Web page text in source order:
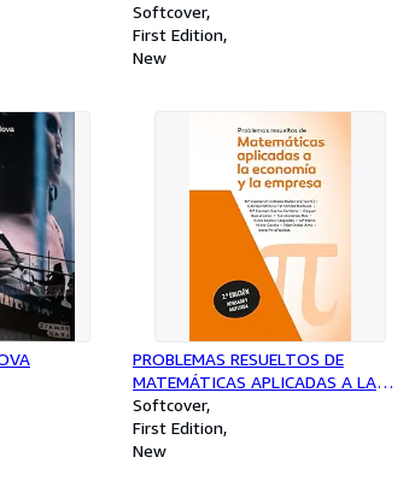
Softcover
First Edition
New
PROBLEMAS RESUELTOS DE
MATEMÁTICAS APLICADAS A LA
ECONOMÍA Y A LA EMPRESA. 2 ED
Softcover
First Edition
New